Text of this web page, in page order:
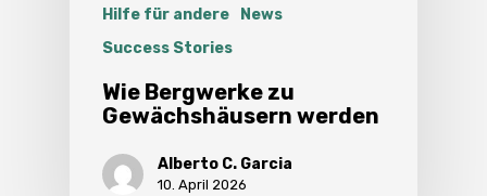
Hilfe für andere
News
Success Stories
Wie Bergwerke zu
Gewächshäusern werden
Alberto C. Garcia
10. April 2026